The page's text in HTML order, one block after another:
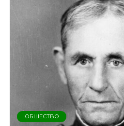
ОБЩЕСТВО